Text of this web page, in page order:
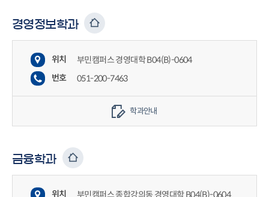
경영정보학과
위치
부민캠퍼스 경영대학 B04(B)-0604
번호
051-200-7463
학과안내
금융학과
위치 부민캠퍼스 종합강의동 경영대학 B04(B)-0604